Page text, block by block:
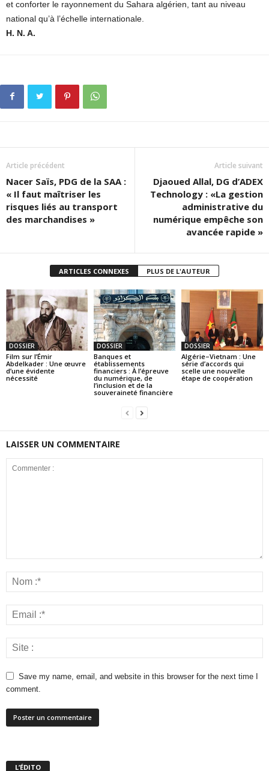
et conforter le rayonnement du Sahara algérien, tant au niveau
national qu’à l’échelle internationale.
H. N. A.
Article précédent
Nacer Saïs, PDG de la SAA :
« Il faut maîtriser les
risques liés au transport
des marchandises »
Article suivant
Djaoued Allal, DG d’ADEX
Technology : «La gestion
administrative du
numérique empêche son
avancée rapide »
ARTICLES CONNEXES PLUS DE L'AUTEUR
DOSSIER
Film sur l’Émir
Abdelkader : Une œuvre
d’une évidente
nécessité
DOSSIER
Banques et
établissements
financiers : À l’épreuve
du numérique, de
l’inclusion et de la
souveraineté financière
DOSSIER
Algérie–Vietnam : Une
série d’accords qui
scelle une nouvelle
étape de coopération
LAISSER UN COMMENTAIRE
Save my name, email, and website in this browser for the next time I
comment.
L’ÉDITO